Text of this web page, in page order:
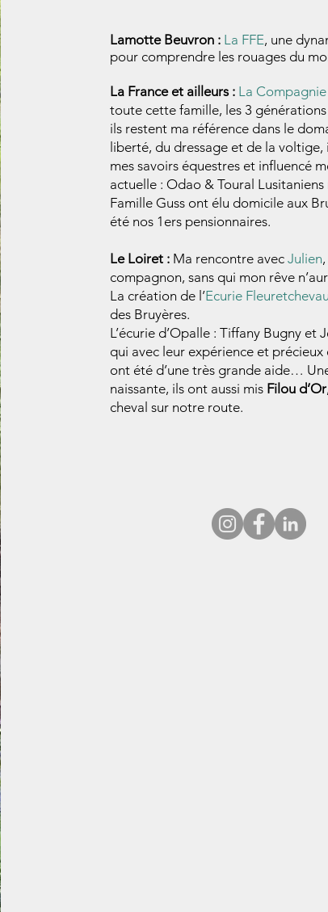
Lamotte Beuvron : La FFE, une
pour comprendre les rouages du
La France et ailleurs : La
toute cette famille, les 3
ils restent ma référence dans le
liberté, du dressage et de la voltige,
mes savoirs équestres et influencé
actuelle : Odao & Toural
Famille Guss ont élu domicile aux
été nos 1ers pensionnaires.
Le Loiret : Ma rencontre avecJulien
compagnon, sans qui mon rêve
La création de l’Ecurie
des Bruyères.
L’écurie d’Opalle : Tiffany Bugny et
qui avec leur expérience et précieux
ont été d’une très grande aide…
naissante, ils ont aussi mis Filou d’Or
cheval sur notre route.